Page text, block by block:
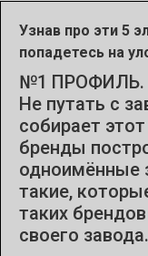
Узнав про эти 5
попадетесь на
№1 ПРОФИЛЬ.
Не путать с
собирает
бренды
одноимённые
такие,
таких
своего завода.